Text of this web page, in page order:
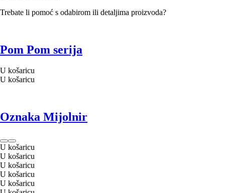
Trebate li pomoć s odabirom ili detaljima proizvoda?
Pom Pom serija
U košaricu
U košaricu
Oznaka Mijolnir
U košaricu
U košaricu
U košaricu
U košaricu
U košaricu